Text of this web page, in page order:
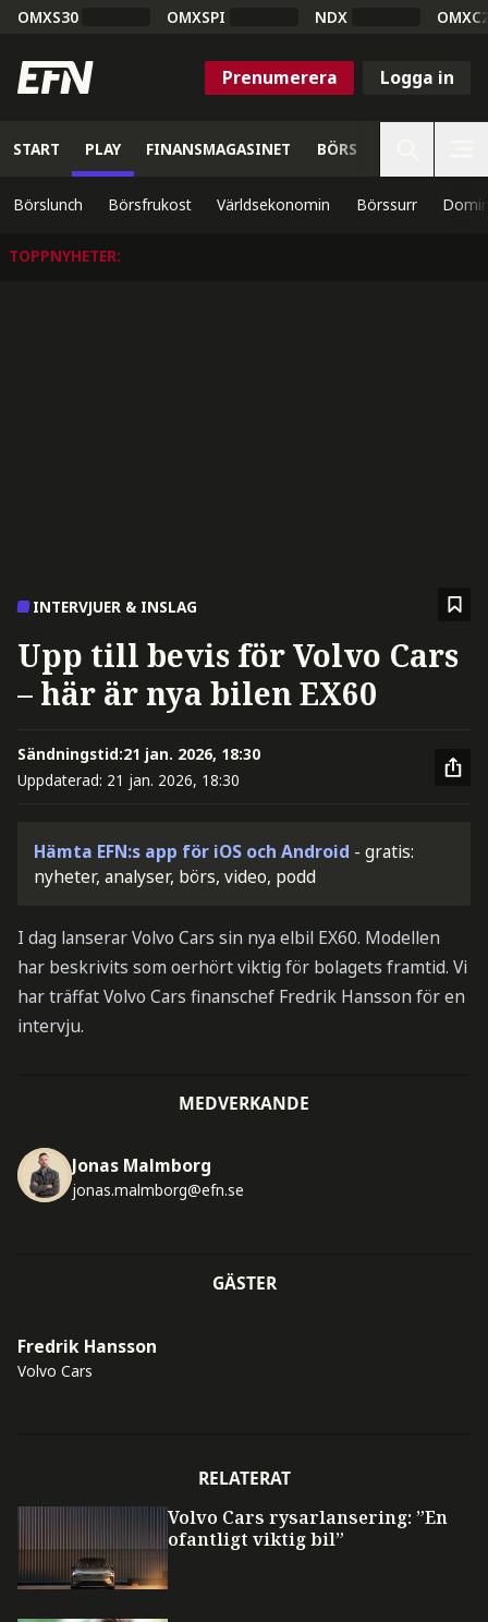
OMXS30 OMXSPI NDX
Prenumerera Logga in
START PLAY FINANSMAGASINET BÖRS
Börslunch Börsfrukost Världsekonomin Börssurr
TOPPNYHETER:
INTERVJUER & INSLAG
Upp till bevis för Volvo Cars
– här är nya bilen EX60
Sändningstid:21 jan. 2026, 18:30
Uppdaterad: 21 jan. 2026, 18:30
Hämta EFN:s app för iOS och Android - gratis:
nyheter, analyser, börs, video, podd
I dag lanserar Volvo Cars sin nya elbil EX60. Modellen
har beskrivits som oerhört viktig för bolagets framtid. Vi
har träffat Volvo Cars finanschef Fredrik Hansson för en
intervju.
MEDVERKANDE
Jonas Malmborg
jonas.malmborg@efn.se
GÄSTER
Fredrik Hansson
Volvo Cars
RELATERAT
Volvo Cars rysarlansering: ”En
ofantligt viktig bil”